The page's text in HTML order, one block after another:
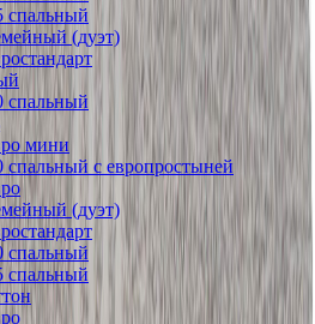
спальный
(дуэт)
спальный
мини
спальный с европростыней
(дуэт)
спальный
спальный